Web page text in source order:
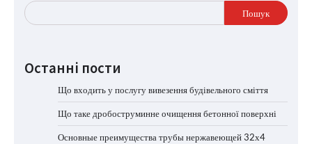
Пошук
Останні пости
Що входить у послугу вивезення будівельного сміття
Що таке дробоструминне очищення бетонної поверхні
Основные преимущества трубы нержавеющей 32х4